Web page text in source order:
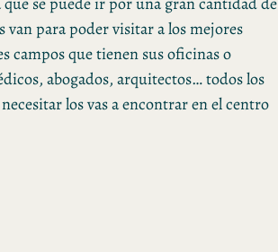
van para poder visitar a los mejores
campos que tienen sus oficinas o
abogados, arquitectos… todos los
los vas a encontrar en el centro